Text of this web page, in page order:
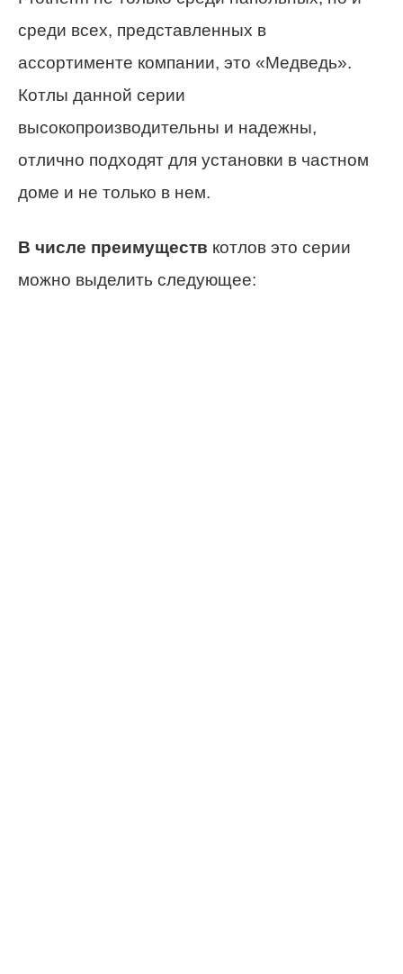
среди всех, представленных в
ассортименте компании, это «Медведь».
Котлы данной серии
высокопроизводительны и надежны,
отлично подходят для установки в частном
доме и не только в нем.
В числе преимуществ котлов это серии
можно выделить следующее: